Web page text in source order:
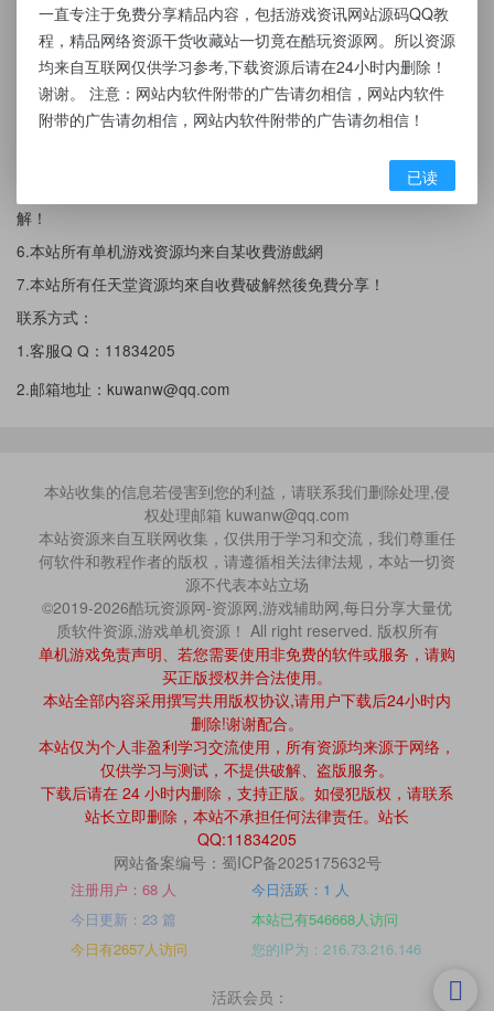
使用者本人承担！
3.出于传递信息之目的，故资源有可能会误刊发损害或影响您的合法
权益，请您积极与我们联系处理；
4.因时间、精力有限，我们无法一一核实每一条消息的真实性，但我
5.我们非常重视版权问题，如有侵权请邮件与我们联系处理。敬请谅
解！
6.本站所有单机游戏资源均来自某收費游戲網
7.本站所有任天堂資源均來自收費破解然後免費分享！
联系方式：
1.客服Q Q：11834205
2.邮箱地址：kuwanw@qq.com
本站收集的信息若侵害到您的利益，请联系我们删除处理,侵
权处理邮箱 kuwanw@qq.com
本站资源来自互联网收集，仅供用于学习和交流，我们尊重任
何软件和教程作者的版权，请遵循相关法律法规，本站一切资
源不代表本站立场
©2019-2026酷玩资源网-资源网,游戏辅助网,每日分享大量优
质软件资源,游戏单机资源！ All right reserved. 版权所有
单机游戏免责声明、若您需要使用非免费的软件或服务，请购
买正版授权并合法使用。
本站全部内容采用撰写共用版权协议,请用户下载后24小时内
删除!谢谢配合。
本站仅为个人非盈利学习交流使用，所有资源均来源于网络，
仅供学习与测试，不提供破解、盗版服务。
下载后请在 24 小时内删除，支持正版。如侵犯版权，请联系
站长立即删除，本站不承担任何法律责任。站长
QQ:11834205
网站备案编号：蜀ICP备2025175632号
注册用户：68 人
今日活跃：1 人
今日更新：23 篇
本站已有546668人访问
今日有2657人访问
您的IP为：216.73.216.146
活跃会员：
一直专注于免费分享精品内容，包括游戏资讯网站源码QQ教
程，精品网络资源干货收藏站一切竟在酷玩资源网。所以资源
均来自互联网仅供学习参考,下载资源后请在24小时内删除！
谢谢。 注意：网站内软件附带的广告请勿相信，网站内软件
附带的广告请勿相信，网站内软件附带的广告请勿相信！
已读